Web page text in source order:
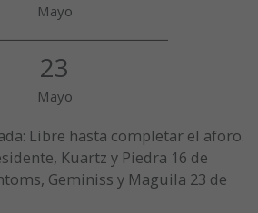
Mayo
23
Mayo
Libre hasta completar el aforo.
Kuartz y Piedra 16 de
Geminiss y Maguila 23 de